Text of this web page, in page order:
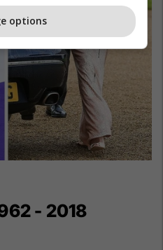
- 2018
options